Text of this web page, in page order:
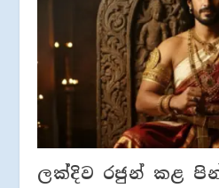
ලක්දිව රජුන් කළ